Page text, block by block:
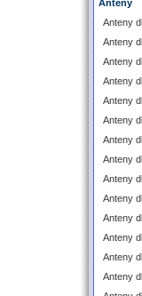
Anteny
Anteny
Anteny
Anteny
Anteny
Anteny
Anteny
Anteny
Anteny
Anteny
Anteny
Anteny
Anteny
Anteny
Anteny